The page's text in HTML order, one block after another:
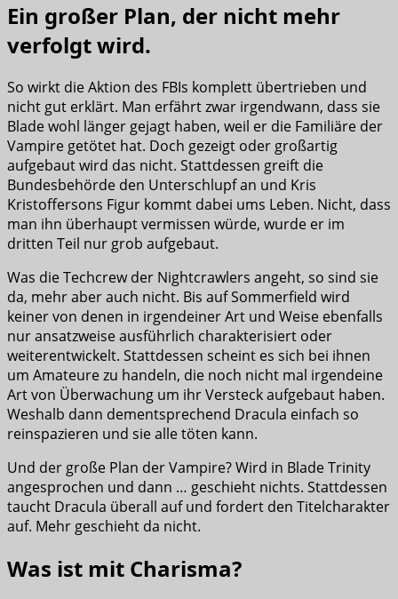
Ein großer Plan, der nicht mehr
verfolgt wird.
So wirkt die Aktion des FBIs komplett übertrieben und
nicht gut erklärt. Man erfährt zwar irgendwann, dass sie
Blade wohl länger gejagt haben, weil er die Familiäre der
Vampire getötet hat. Doch gezeigt oder großartig
aufgebaut wird das nicht. Stattdessen greift die
Bundesbehörde den Unterschlupf an und Kris
Kristoffersons Figur kommt dabei ums Leben. Nicht, dass
man ihn überhaupt vermissen würde, wurde er im
dritten Teil nur grob aufgebaut.
Was die Techcrew der Nightcrawlers angeht, so sind sie
da, mehr aber auch nicht. Bis auf Sommerfield wird
keiner von denen in irgendeiner Art und Weise ebenfalls
nur ansatzweise ausführlich charakterisiert oder
weiterentwickelt. Stattdessen scheint es sich bei ihnen
um Amateure zu handeln, die noch nicht mal irgendeine
Art von Überwachung um ihr Versteck aufgebaut haben.
Weshalb dann dementsprechend Dracula einfach so
reinspazieren und sie alle töten kann.
Und der große Plan der Vampire? Wird in Blade Trinity
angesprochen und dann … geschieht nichts. Stattdessen
taucht Dracula überall auf und fordert den Titelcharakter
auf. Mehr geschieht da nicht.
Was ist mit Charisma?